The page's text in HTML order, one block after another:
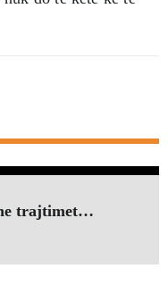
trajtimet…